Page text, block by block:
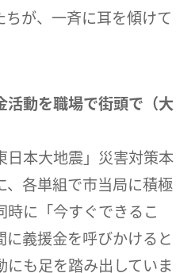
が、一斉に耳を傾けて
活動を職場で街頭で（大
本大地震」災害対策本
、各単組で市当局に積極
に「今すぐできるこ
に義援金を呼びかけると
も足を踏み出していま